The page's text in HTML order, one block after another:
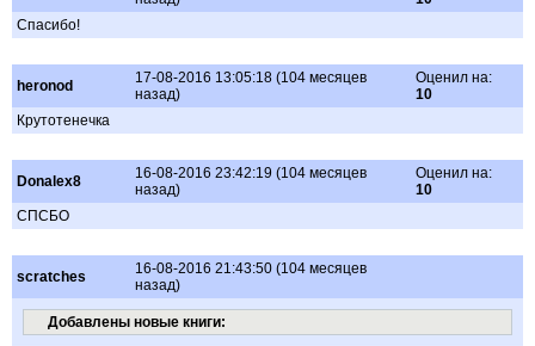
Спасибо!
heronod
17-08-2016 13:05:18 (104 месяцев
назад)
Оценил на:
10
Крутотенечка
Donalex8
16-08-2016 23:42:19 (104 месяцев
назад)
Оценил на:
10
CПСБО
scratches
16-08-2016 21:43:50 (104 месяцев
назад)
Добавлены новые книги: